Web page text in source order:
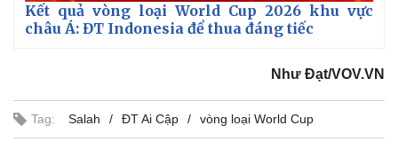
Kết quả vòng loại World Cup 2026 khu vực
châu Á: ĐT Indonesia để thua đáng tiếc
Như Đạt/VOV.VN
Tag: Salah ĐT Ai Cập vòng loại World Cup